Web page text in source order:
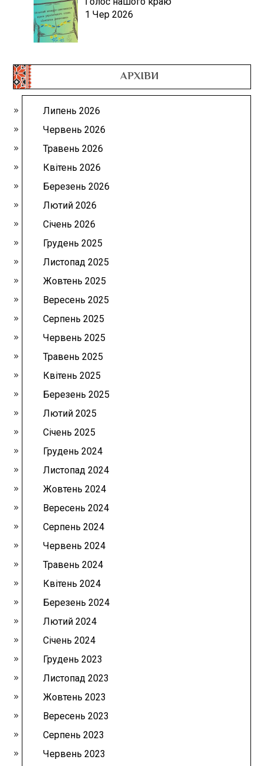
1 Чер 2026
АРХІВИ
Липень 2026
Червень 2026
Травень 2026
Квітень 2026
Березень 2026
Лютий 2026
Січень 2026
Грудень 2025
Листопад 2025
Жовтень 2025
Вересень 2025
Серпень 2025
Червень 2025
Травень 2025
Квітень 2025
Березень 2025
Лютий 2025
Січень 2025
Грудень 2024
Листопад 2024
Жовтень 2024
Вересень 2024
Серпень 2024
Червень 2024
Травень 2024
Квітень 2024
Березень 2024
Лютий 2024
Січень 2024
Грудень 2023
Листопад 2023
Жовтень 2023
Вересень 2023
Серпень 2023
Червень 2023